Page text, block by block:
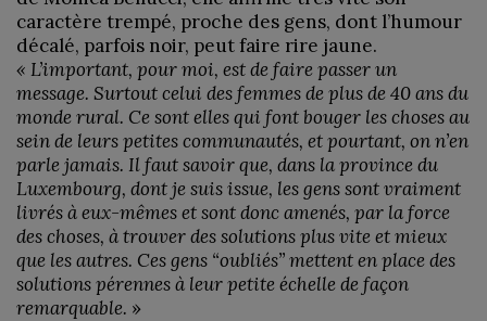
caractère trempé, proche des gens, dont l’humour
décalé, parfois noir, peut faire rire jaune.
« L’important, pour moi, est de faire passer un
message. Surtout celui des femmes de plus de 40 ans du
monde rural. Ce sont elles qui font bouger les choses au
sein de leurs petites communautés, et pourtant, on n’en
parle jamais. Il faut savoir que, dans la province du
Luxembourg, dont je suis issue, les gens sont vraiment
livrés à eux-mêmes et sont donc amenés, par la force
des choses, à trouver des solutions plus vite et mieux
que les autres. Ces gens “oubliés” mettent en place des
solutions pérennes à leur petite échelle de façon
remarquable. »